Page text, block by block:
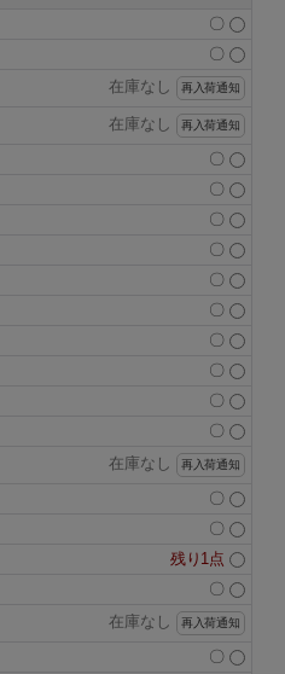
〇
〇
在庫なし 再入荷通知
在庫なし 再入荷通知
〇
〇
〇
〇
〇
〇
〇
〇
〇
〇
在庫なし 再入荷通知
〇
〇
残り1点
〇
在庫なし 再入荷通知
〇